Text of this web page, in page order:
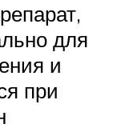
для
и
при